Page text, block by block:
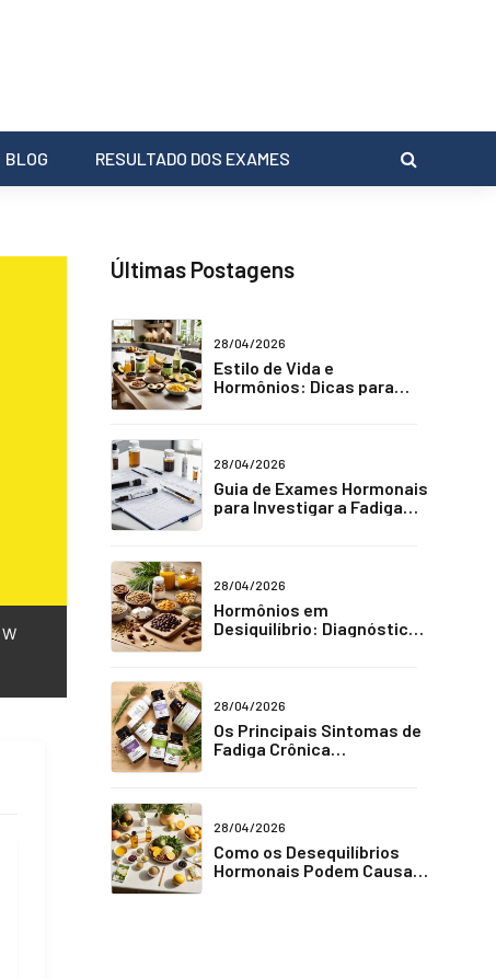
BLOG RESULTADO DOS EXAMES
W
Últimas Postagens
28/04/2026
Estilo de Vida e
Hormônios: Dicas para
28/04/2026
Guia de Exames Hormonais
para Investigar a Fadiga
28/04/2026
Hormônios em
Desiquilíbrio: Diagnóstico
28/04/2026
Os Principais Sintomas de
Fadiga Crônica
28/04/2026
Como os Desequilíbrios
Hormonais Podem Causar